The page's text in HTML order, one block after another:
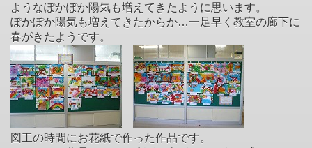
ようなぽかぽか陽気も増えてきたように思います。
ぽかぽか陽気も増えてきたからか…一足早く教室の廊下に
春がきたようです。
図工の時間にお花紙で作った作品です。